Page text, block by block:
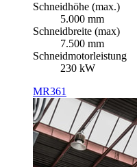
Schneidhöhe (max.)
5.000 mm
Schneidbreite (max)
7.500 mm
Schneidmotorleistung
230 kW
MR361